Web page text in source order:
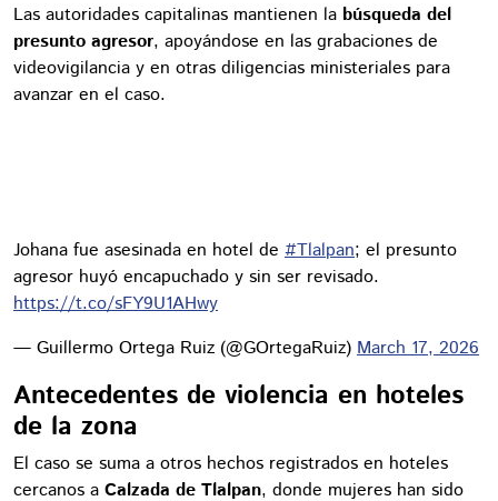
Las autoridades capitalinas mantienen la búsqueda del
presunto agresor, apoyándose en las grabaciones de
videovigilancia y en otras diligencias ministeriales para
avanzar en el caso.
Johana fue asesinada en hotel de #Tlalpan; el presunto
agresor huyó encapuchado y sin ser revisado.
https://t.co/sFY9U1AHwy
— Guillermo Ortega Ruiz (@GOrtegaRuiz) March 17, 2026
Antecedentes de violencia en hoteles
de la zona
El caso se suma a otros hechos registrados en hoteles
cercanos a Calzada de Tlalpan, donde mujeres han sido